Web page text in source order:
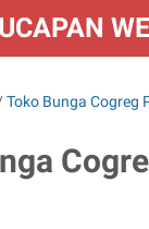
Toko Bunga Cogreg